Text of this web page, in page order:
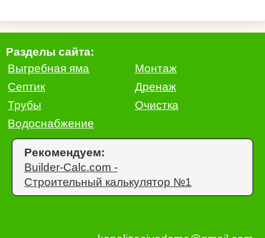
Разделы сайта:
Выгребная яма
Монтаж
Септик
Дренаж
Трубы
Очистка
Водоснабжение
Рекомендуем:
Builder-Calc.com -
Строительный калькулятор №1